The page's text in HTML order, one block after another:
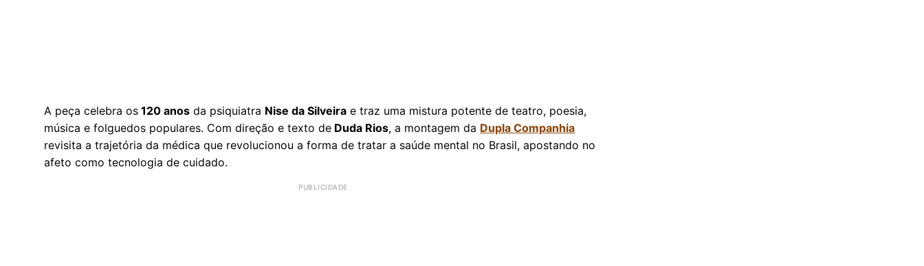
A peça celebra os 120 anos da psiquiatra Nise da Silveira e traz uma mistura potente de teatro, poesia,
música e folguedos populares. Com direção e texto de Duda Rios, a montagem da Dupla Companhia
revisita a trajetória da médica que revolucionou a forma de tratar a saúde mental no Brasil, apostando no
afeto como tecnologia de cuidado.